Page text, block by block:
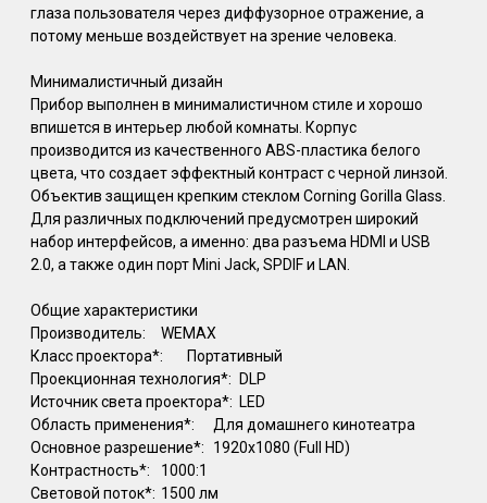
глаза пользователя через диффузорное отражение, а
потому меньше воздействует на зрение человека.
Минималистичный дизайн
Прибор выполнен в минималистичном стиле и хорошо
впишется в интерьер любой комнаты. Корпус
производится из качественного ABS-пластика белого
цвета, что создает эффектный контраст с черной линзой.
Объектив защищен крепким стеклом Corning Gorilla Glass.
Для различных подключений предусмотрен широкий
набор интерфейсов, а именно: два разъема HDMI и USB
2.0, а также один порт Mini Jack, SPDIF и LAN.
Общие характеристики
Производитель:
WEMAX
Класс проектора*:
Портативный
Проекционная технология*:
DLP
Источник света проектора*: LED
Область применения*:
Для домашнего кинотеатра
Основное разрешение*:
1920x1080 (Full HD)
Контрастность*:
1000:1
Световой поток*: 1500 лм